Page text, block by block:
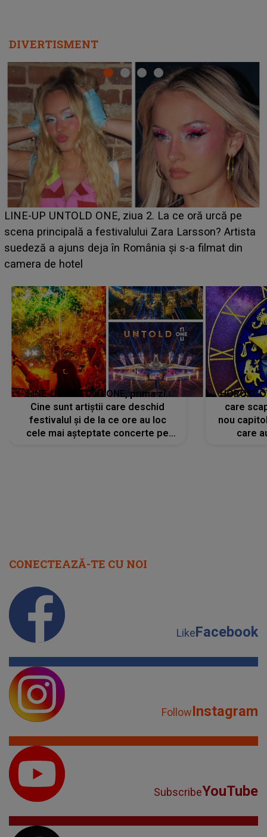
DIVERTISMENT
Ce a dezvăluit noua concurentă din "Casa Iubirii" l-a
luat prin surprindere pe Emanuel. CINE ESTE
BĂIATUL VIZAT de Alexandra?! Aflându-se în fața
faptului împlinit, A RECUNOSCUT IMEDIAT: "Am
LINE-UP UNTOLD ONE, prima zi.
Cine sunt artiștii care deschid
festivalul și de la ce ore au loc
cele mai așteptate concerte pe
care
nou
care
CONECTEAZĂ-TE CU NOI
LikeFacebook
FollowInstagram
SubscribeYouTube